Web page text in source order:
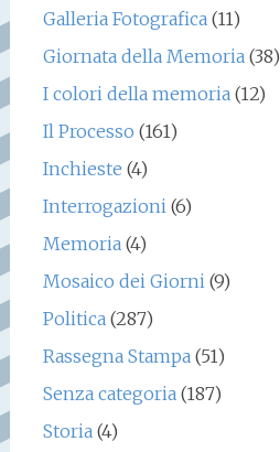
Galleria Fotografica(11)
Giornata della Memoria(38)
I colori della memoria(12)
Il Processo (161)
Inchieste (4)
Interrogazioni(6)
Memoria(4)
Mosaico dei Giorni(9)
Politica(287)
Rassegna Stampa(51)
Senza categoria(187)
Storia(4)